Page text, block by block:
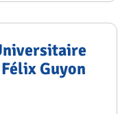
Guyon